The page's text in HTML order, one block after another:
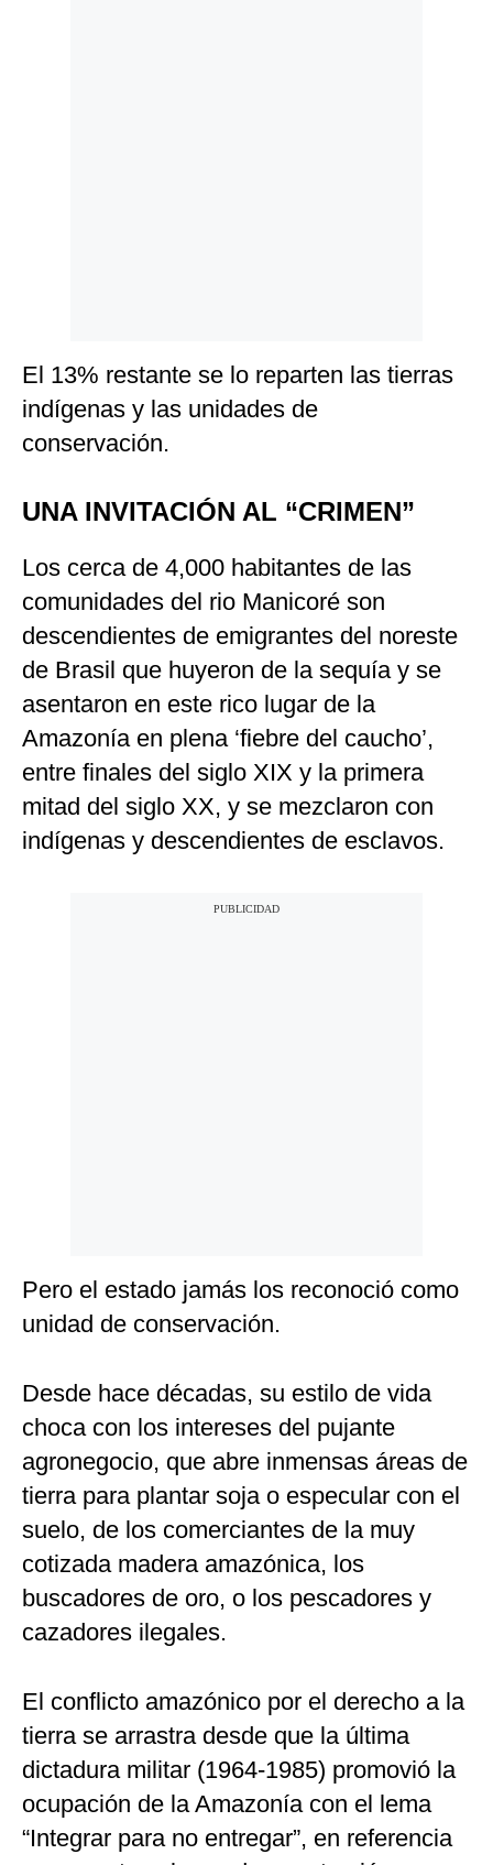
El 13% restante se lo reparten las tierras
indígenas y las unidades de
conservación.
UNA INVITACIÓN AL “CRIMEN”
Los cerca de 4,000 habitantes de las
comunidades del rio Manicoré son
descendientes de emigrantes del noreste
de Brasil que huyeron de la sequía y se
asentaron en este rico lugar de la
Amazonía en plena ‘fiebre del caucho’,
entre finales del siglo XIX y la primera
mitad del siglo XX, y se mezclaron con
indígenas y descendientes de esclavos.
Pero el estado jamás los reconoció como
unidad de conservación.
Desde hace décadas, su estilo de vida
choca con los intereses del pujante
agronegocio, que abre inmensas áreas de
tierra para plantar soja o especular con el
suelo, de los comerciantes de la muy
cotizada madera amazónica, los
buscadores de oro, o los pescadores y
cazadores ilegales.
El conflicto amazónico por el derecho a la
tierra se arrastra desde que la última
dictadura militar (1964-1985) promovió la
ocupación de la Amazonía con el lema
“Integrar para no entregar”, en referencia